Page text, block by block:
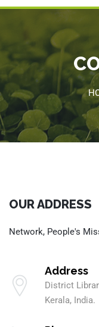
OUR ADDRESS
Network, People's
Address
District
Kerala, India.